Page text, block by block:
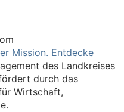
Mission. Entdecke
des Landkreises
durch das
Wirtschaft,